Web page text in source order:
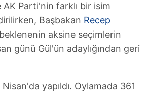
AK Parti'nin farklı bir isim
Başbakan Recep
beklenenin aksine seçimlerin
günü Gül'ün adaylığından geri
yapıldı. Oylamada 361